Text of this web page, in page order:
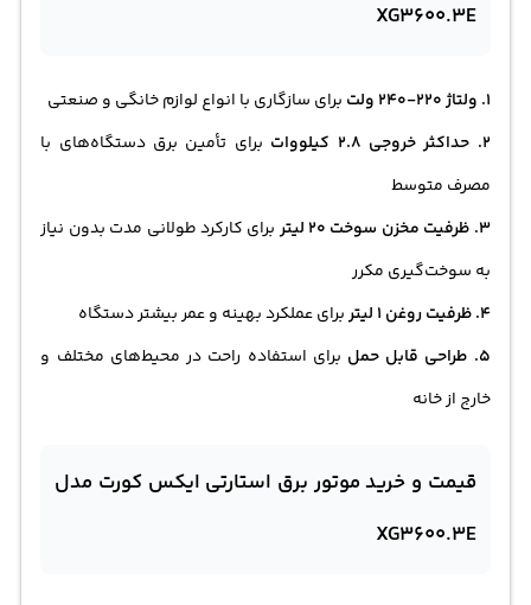
XG3600.3E
۱. ولتاژ 220-240 ولت
برای سازگاری با انواع لوازم خانگی و صنعتی
۲. حداکثر خروجی 2.8 کیلووات
برای تأمین برق دستگاه‌های با
مصرف متوسط
۳. ظرفیت مخزن سوخت 20 لیتر
برای کارکرد طولانی مدت بدون نیاز
به سوخت‌گیری مکرر
۴. ظرفیت روغن 1 لیتر
برای عملکرد بهینه و عمر بیشتر دستگاه
۵. طراحی قابل حمل
برای استفاده راحت در محیط‌های مختلف و
خارج از خانه
قیمت و خرید موتور برق استارتی ایکس کورت مدل
XG3600.3E